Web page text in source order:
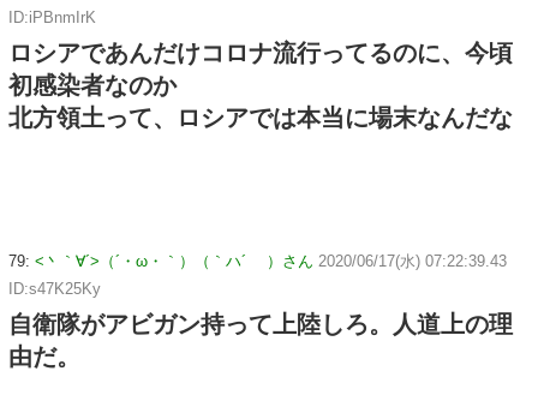
ID:iPBnmIrK
ロシアであんだけコロナ流行ってるのに、今頃
初感染者なのか
北方領土って、ロシアでは本当に場末なんだな
79: <丶｀∀´>（´・ω・｀）（｀ハ´ ）さん 2020/06/17(水) 07:22:39.43
ID:s47K25Ky
自衛隊がアビガン持って上陸しろ。人道上の理
由だ。